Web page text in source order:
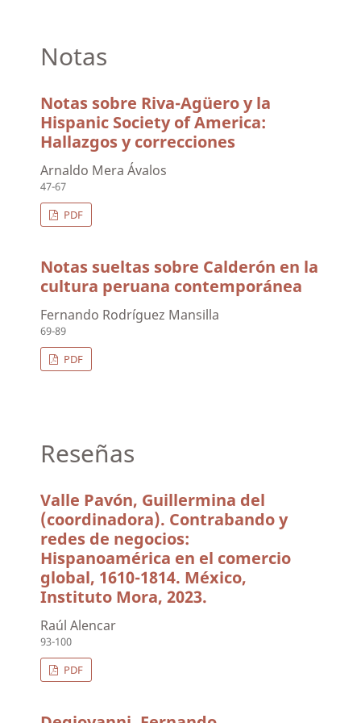
Notas
Notas sobre Riva-Agüero y la
Hispanic Society of America:
Hallazgos y correcciones
Arnaldo Mera Ávalos
47-67
PDF
Notas sueltas sobre Calderón en la
cultura peruana contemporánea
Fernando Rodríguez Mansilla
69-89
PDF
Reseñas
Valle Pavón, Guillermina del
(coordinadora). Contrabando y
redes de negocios:
Hispanoamérica en el comercio
global, 1610-1814. México,
Instituto Mora, 2023.
Raúl Alencar
93-100
PDF